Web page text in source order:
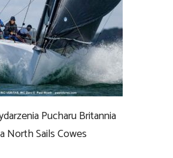
Pucharu Britannia
North Sails Cowes